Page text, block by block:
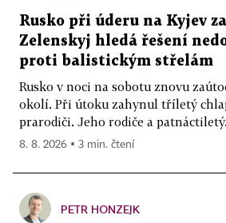
Rusko při úderu na Kyjev
Zelenskyj hledá řešení
proti balistickým střelám
Rusko v noci na sobotu znovu
okolí. Při útoku zahynul tříletý
prarodiči. Jeho rodiče a
8. 8. 2026 ▪ 3 min. čtení
PETR HONZEJK